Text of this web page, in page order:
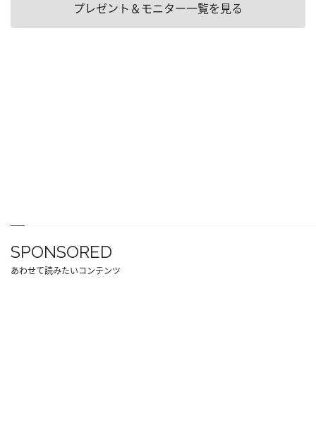
プレゼント＆モニター一覧を見る
SPONSORED
あわせて読みたいコンテンツ